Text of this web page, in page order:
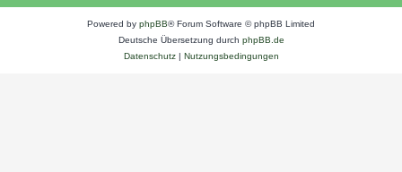
Powered by phpBB® Forum Software © phpBB Limited
Deutsche Übersetzung durch phpBB.de
Datenschutz| Nutzungsbedingungen